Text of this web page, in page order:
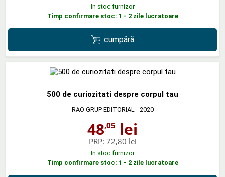
In stoc furnizor
Timp confirmare stoc: 1 - 2 zile lucratoare
cumpără
500 de curiozitati despre corpul tau
RAO GRUP EDITORIAL- 2020
48,05 lei
PRP: 72,80 lei
In stoc furnizor
Timp confirmare stoc: 1 - 2 zile lucratoare